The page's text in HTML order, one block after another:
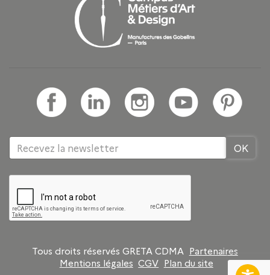
Tous droits réservés GRETA CDMA Partenaires
Mentions légales CGV Plan du site